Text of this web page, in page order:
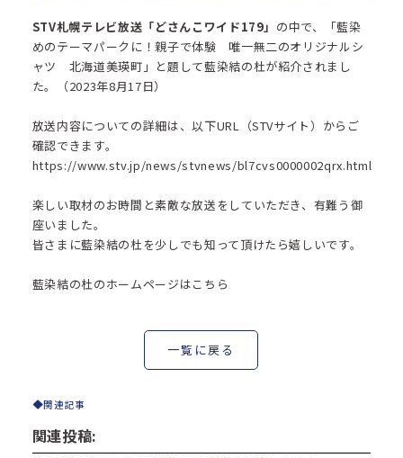
STV札幌テレビ放送「どさんこワイド179」 の中で、「藍染
めのテーマパークに！親子で体験 唯一無二のオリジナルシ
ャツ 北海道美瑛町」と題して藍染結の杜が紹介されまし
た。（2023年8月17日）
放送内容についての詳細は、以下URL（STVサイト）からご
確認できます。
https://www.stv.jp/news/stvnews/bl7cvs0000002qrx.html
楽しい取材のお時間と素敵な放送をしていただき、有難う御
座いました。
皆さまに藍染結の杜を少しでも知って頂けたら嬉しいです。
藍染結の杜のホームページはこちら
一覧に戻る
関連記事
関連投稿: